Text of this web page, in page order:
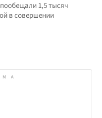
1,5 тысяч
в совершении